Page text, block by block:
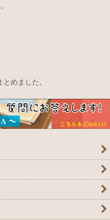
めました。